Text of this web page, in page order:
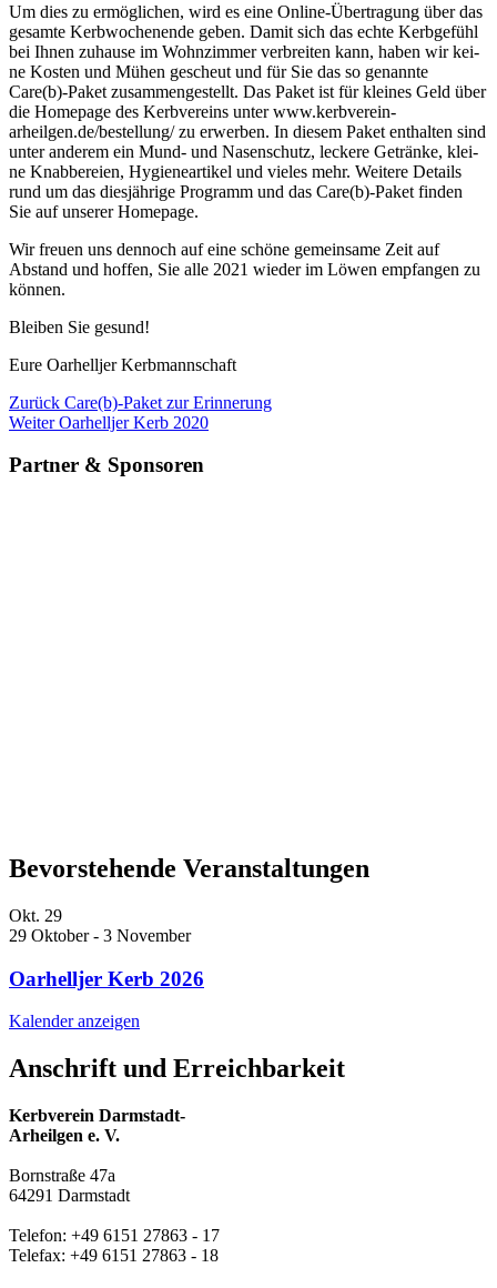
Um dies zu ermög­li­chen, wird es eine Online-Über­tra­gung über das
gesam­te Kerb­wo­chen­en­de geben. Damit sich das ech­te Kerb­ge­fühl
bei Ihnen zuhau­se im Wohn­zim­mer ver­brei­ten kann, haben wir kei­
ne Kos­ten und Mühen gescheut und für Sie das so genann­te
Care(b)-Paket zusam­men­ge­stellt. Das Paket ist für klei­nes Geld über
die Home­page des Kerb­ver­eins unter www.kerbverein-
arheilgen.de/bestellung/ zu erwer­ben. In die­sem Paket ent­hal­ten sind
unter ande­rem ein Mund- und Nasen­schutz, lecke­re Geträn­ke, klei­
ne Knab­be­rei­en, Hygie­ne­ar­ti­kel und vie­les mehr. Wei­te­re Details
rund um das dies­jäh­ri­ge Pro­gramm und das Care(b)-Paket fin­den
Sie auf unse­rer Homepage.
Wir freu­en uns den­noch auf eine schö­ne gemein­sa­me Zeit auf
Abstand und hof­fen, Sie alle 2021 wie­der im Löwen emp­fan­gen zu
können.
Blei­ben Sie gesund!
Eure Oar­hell­jer Kerbmannschaft
Beitragsnavigation
Vorheriger
Beitrag
Zurück Care(b)-Paket zur Erinnerung
Nächster
Weiter Oarhelljer Kerb 2020
Partner & Sponsoren
Bevorstehende Veranstaltungen
Okt. 29
29 Oktober- 3 November
Oarhelljer Kerb 2026
Kalender anzeigen
Anschrift und Erreichbarkeit
Kerbverein Darmstadt-
Arheilgen e. V.
Bornstraße 47a
64291 Darmstadt
Telefon: +49 6151 27863 - 17
Telefax: +49 6151 27863 - 18